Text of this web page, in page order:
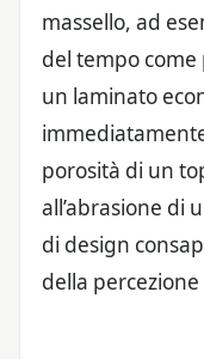
massello, ad
del tempo
un laminato
porosità di un
all’abrasione di
di design
della percezione